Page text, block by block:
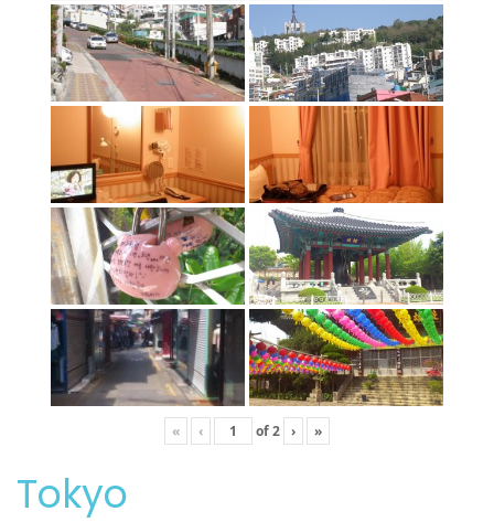
« ‹ of2 › »
Tokyo